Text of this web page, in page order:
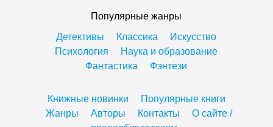
Популярные жанры
Детективы
Классика
Искусство
Психология
Наука и образование
Фантастика
Фэнтези
Книжные новинки
Популярные книги
Жанры
Авторы Контакты
О сайте /